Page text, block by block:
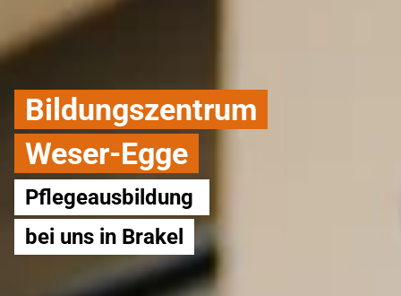
Bildungszentrum
Weser-Egge
Pflegeausbildung
bei uns in Brakel